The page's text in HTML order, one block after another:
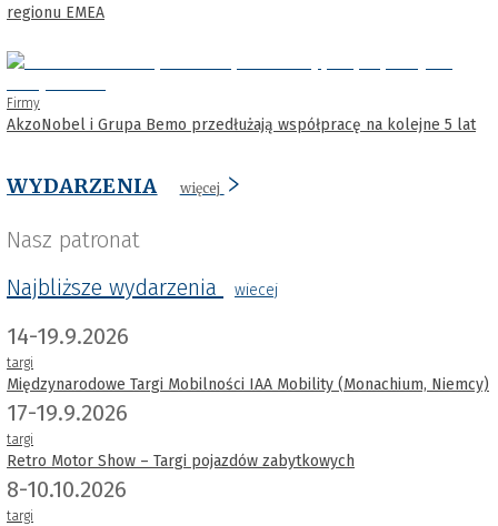
regionu EMEA
Firmy
AkzoNobel i Grupa Bemo przedłużają współpracę na kolejne 5 lat
WYDARZENIA więcej
Nasz patronat
Najbliższe wydarzenia
wiecej
14-19.9.2026
targi
Międzynarodowe Targi Mobilności IAA Mobility (Monachium, Niemcy)
17-19.9.2026
targi
Retro Motor Show – Targi pojazdów zabytkowych
8-10.10.2026
targi